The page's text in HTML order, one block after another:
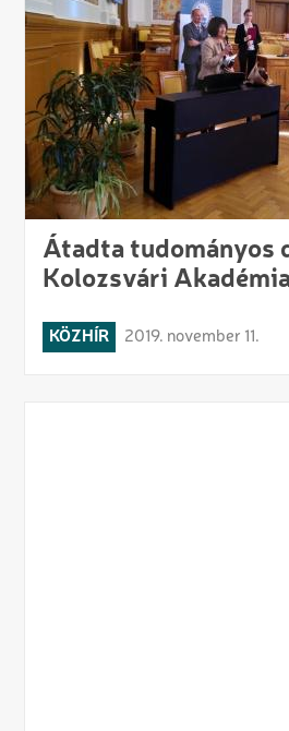
Átadta tudományos
Kolozsvári
KÖZHÍR 2019. november 11.